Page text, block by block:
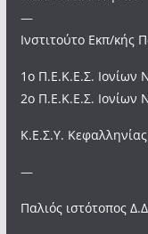
—
Ινστιτούτο Εκπ/κής
1ο Π.Ε.Κ.Ε.Σ. Ιονίων
2ο Π.Ε.Κ.Ε.Σ. Ιονίων
Κ.Ε.Σ.Υ. Κεφαλληνίας
—
Παλιός ιστότοπος